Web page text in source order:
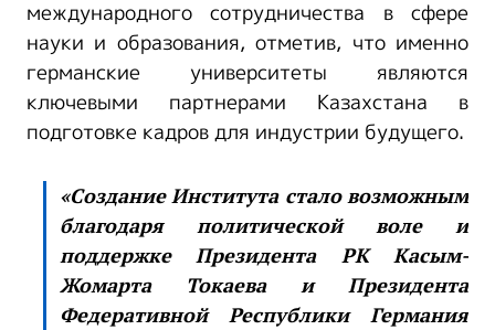
международного сотрудничества в сфере
науки и образования, отметив, что именно
германские университеты являются
ключевыми партнерами Казахстана в
подготовке кадров для индустрии будущего.
«Создание Института стало возможным
благодаря политической воле и
поддержке Президента РК Касым-
Жомарта Токаева и Президента
Федеративной Республики Германия